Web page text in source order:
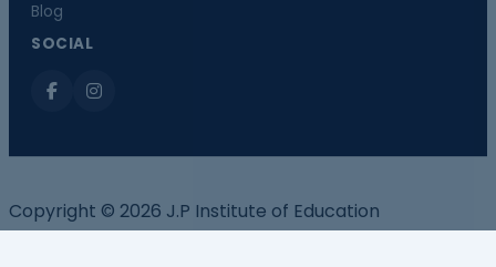
Blog
SOCIAL
Copyright © 2026 J.P Institute of Education